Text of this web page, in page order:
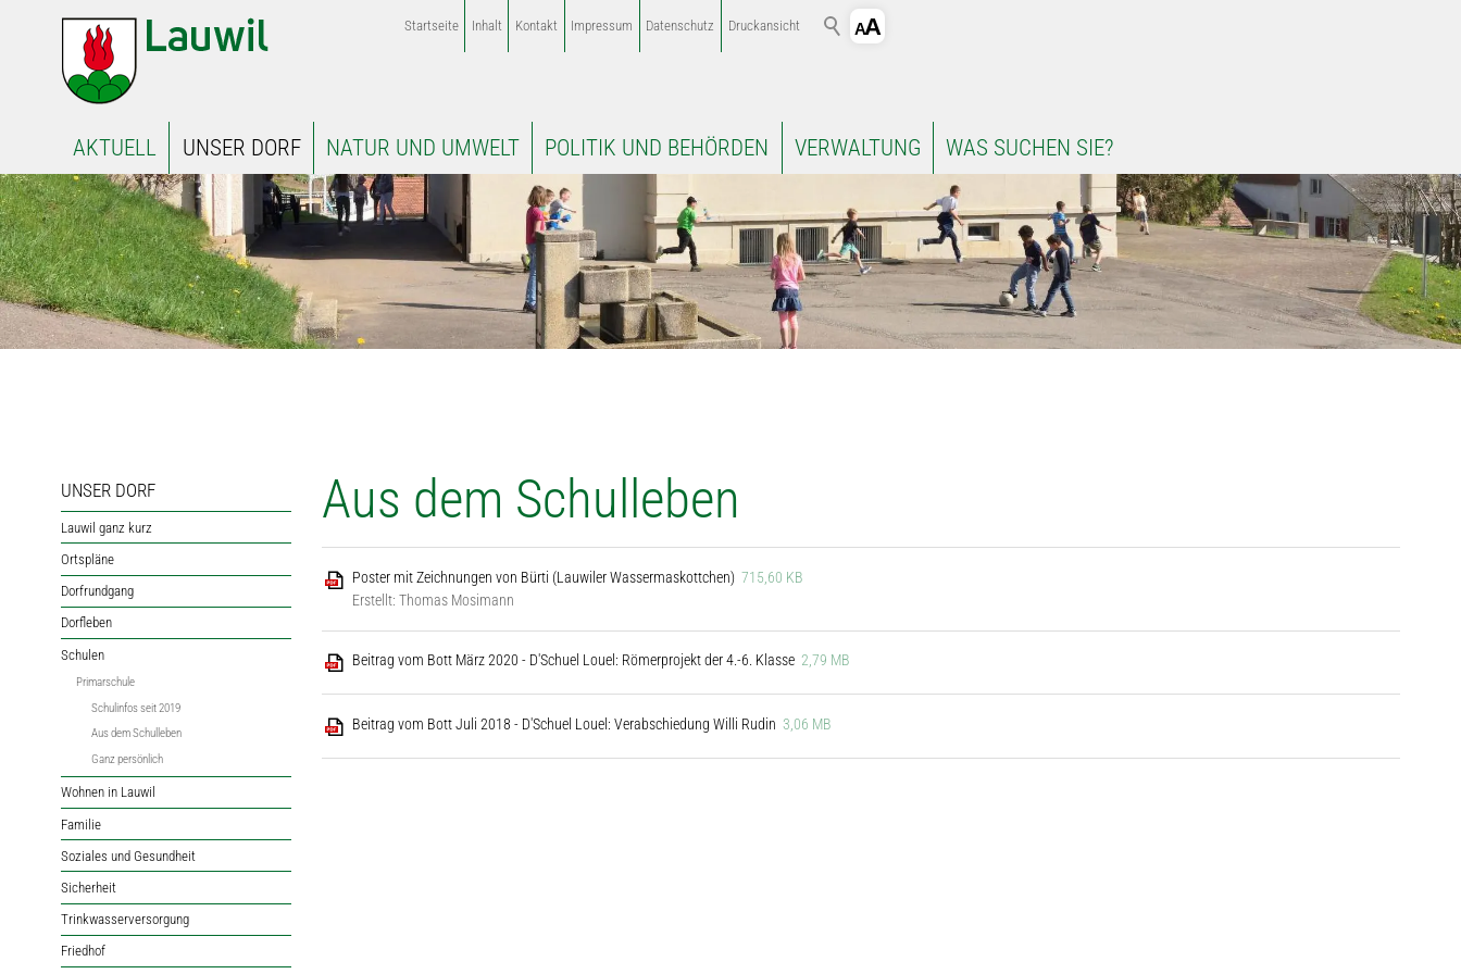
Startseite Inhalt Kontakt Impressum Datenschutz Druckansicht
AKTUELL UNSER DORF NATUR UND UMWELT POLITIK UND BEHÖRDEN VERWALTUNG WAS SUCHEN SIE?
UNSER DORF
Lauwil ganz kurz
Ortspläne
Dorfrundgang
Dorfleben
Schulen
Primarschule
Schulinfos seit 2019
Aus dem Schulleben
Ganz persönlich
Wohnen in Lauwil
Familie
Soziales und Gesundheit
Sicherheit
Trinkwasserversorgung
Friedhof
Aus dem Schulleben
Poster mit Zeichnungen von Bürti (Lauwiler Wassermaskottchen) 715,60 KB
Erstellt: Thomas Mosimann
Beitrag vom Bott März 2020 - D'Schuel Louel: Römerprojekt der 4.-6. Klasse 2,79 MB
Beitrag vom Bott Juli 2018 - D'Schuel Louel: Verabschiedung Willi Rudin 3,06 MB